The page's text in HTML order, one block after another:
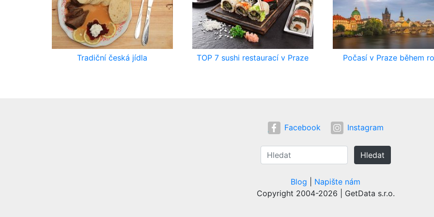
Tradiční česká jídla TOP 7 sushi restaurací v Praze Počasí v Praze během
Facebook Instagram
Hledat
Blog
Napište nám
Copyright 2004-2026 | GetData s.r.o.